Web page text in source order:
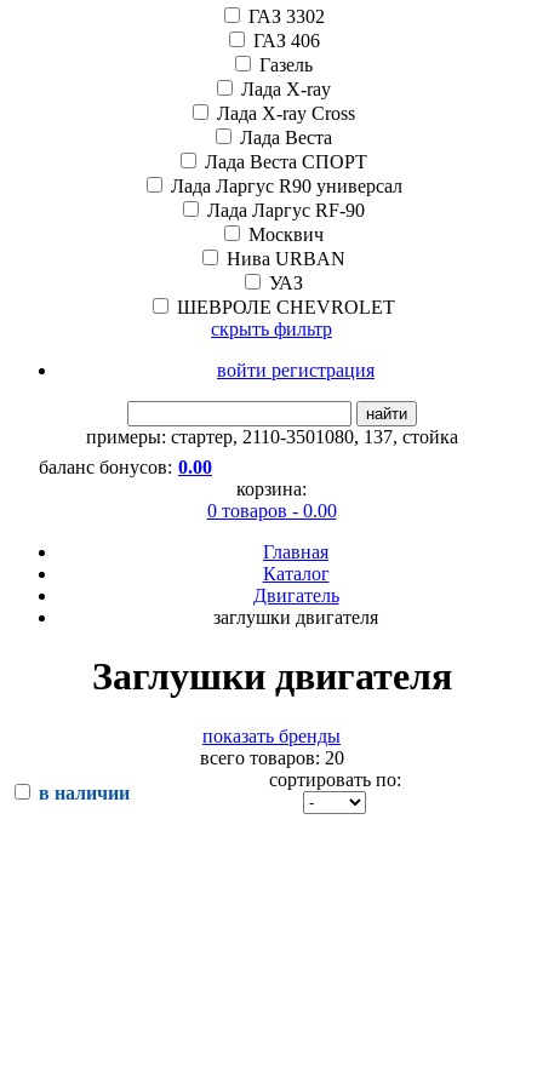
ГАЗ 3302
ГАЗ 406
Газель
Лада X-ray
Лада X-ray Cross
Лада Веста
Лада Веста СПОРТ
Лада Ларгус R90 универсал
Лада Ларгус RF-90
Москвич
Нива URBAN
УАЗ
ШЕВРОЛЕ CHEVROLET
скрыть фильтр
войти регистрация
найти
примеры: стартер, 2110-3501080, 137, стойка
баланс бонусов: 0.00
корзина:
0 товаров - 0.00
Главная
Каталог
Двигатель
заглушки двигателя
Заглушки двигателя
показать бренды
всего товаров: 20
в наличии
сортировать по: